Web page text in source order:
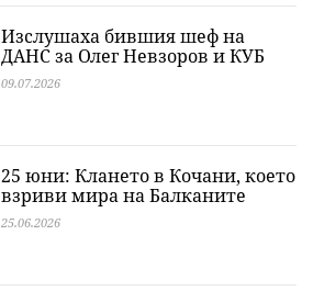
Изслушаха бившия шеф на
ДАНС за Олег Невзоров и КУБ
09.07.2026
25 юни: Клането в Кочани, което
взриви мира на Балканите
25.06.2026